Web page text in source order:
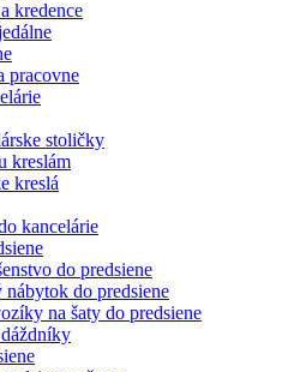
kredence
pracovne
stoličky
kreslám
kreslá
kancelárie
do predsiene
do predsiene
na šaty do predsiene